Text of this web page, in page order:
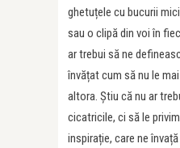
ghetuțele cu bucurii
sau o clipă din voi în
ar trebui să ne
învățat cum să nu le
altora. Știu că nu ar
cicatricile, ci să le
inspirație, care ne